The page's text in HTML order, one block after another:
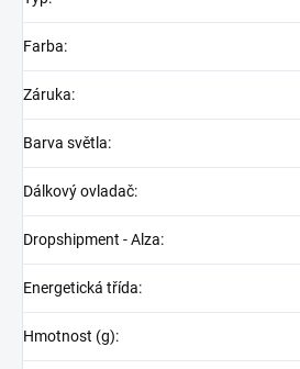
Farba:
Záruka:
Barva světla:
Dálkový ovladač:
Dropshipment - Alza:
Energetická třída:
Hmotnost (g):